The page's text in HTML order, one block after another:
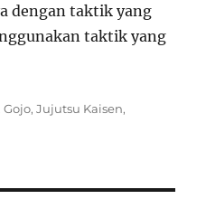
dengan taktik yang
taktik yang
,Gojo,Jujutsu Kaisen,